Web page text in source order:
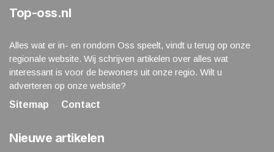
Top-oss.nl
Alles wat er in- en rondom Oss speelt, vindt u terug op onze
regionale website. Wij schrijven artikelen over alles wat
interessant is voor de bewoners uit onze regio. Wilt u
adverteren op onze website?
Sitemap
Contact
Nieuwe artikelen